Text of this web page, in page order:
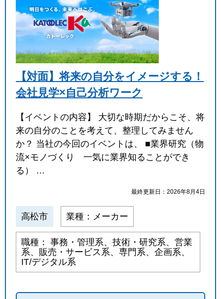
【対面】将来の自分をイメージする！
会社見学×自己分析ワーク
【イベントの内容】 大切な時期だからこそ、将
来の自分のことを考えて、整理してみません
か？ 当社の今回のイベントは、 ■業界研究（物
流×モノづくり 一気に業界知ることができ
る） …
最終更新日：2026年8月4日
高松市 業種：メーカー
職種： 事務・管理系、技術・研究系、営業
系、販売・サービス系、専門系、企画系、
IT/デジタル系